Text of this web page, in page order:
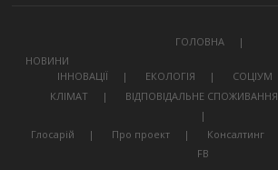
ГОЛОВНА
НОВИНИ
ІННОВАЦІЇ
ЕКОЛОГІЯ СОЦІУМ
КЛІМАТ
ВІДПОВІДАЛЬНЕ СПОЖИВАННЯ
Глосарій Про проект Консалтинг
FB